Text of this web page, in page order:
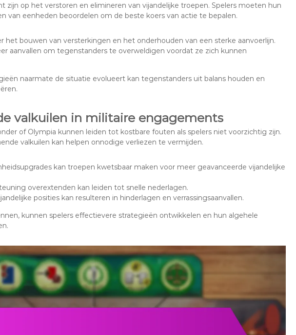
zijn op het verstoren en elimineren van vijandelijke troepen. Spelers moeten hun
van eenheden beoordelen om de beste koers van actie te bepalen.
het bouwen van versterkingen en het onderhouden van een sterke aanvoerlijn.
aanvallen om tegenstanders te overweldigen voordat ze zich kunnen
naarmate de situatie evolueert kan tegenstanders uit balans houden en
valkuilen in militaire engagements
of Olympia kunnen leiden tot kostbare fouten als spelers niet voorzichtig zijn.
valkuilen kan helpen onnodige verliezen te vermijden.
kan troepen kwetsbaar maken voor meer geavanceerde vijandelijke
overextenden kan leiden tot snelle nederlagen.
posities kan resulteren in hinderlagen en verrassingsaanvallen.
kunnen spelers effectievere strategieën ontwikkelen en hun algehele